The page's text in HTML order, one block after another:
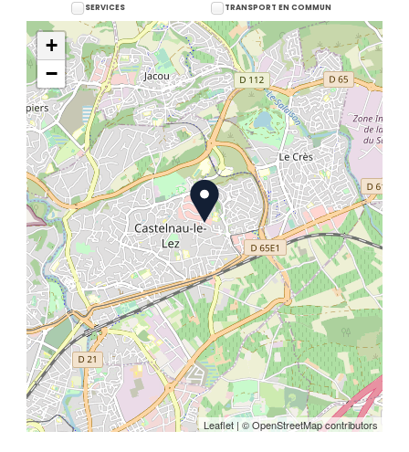
SERVICES TRANSPORT EN COMMUN
+
−
Leaflet | © OpenStreetMap contributors